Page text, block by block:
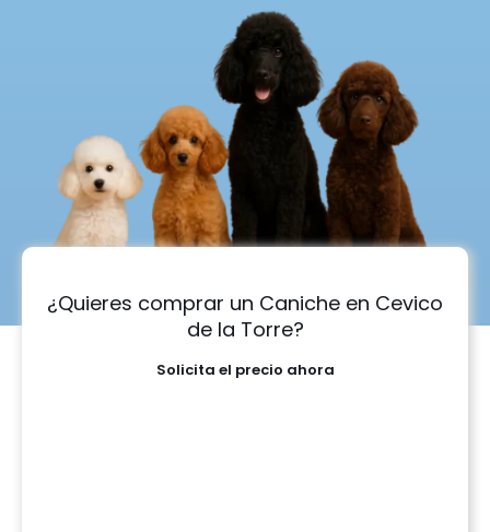
¿Quieres comprar un Caniche en Cevico
de la Torre?
Solicita el precio ahora